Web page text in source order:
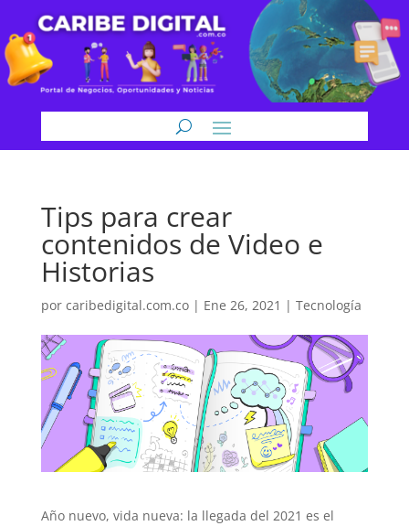
Tips para crear
contenidos de Video e
Historias
por caribedigital.com.co| Ene 26, 2021 | Tecnología
Año nuevo, vida nueva: la llegada del 2021 es el